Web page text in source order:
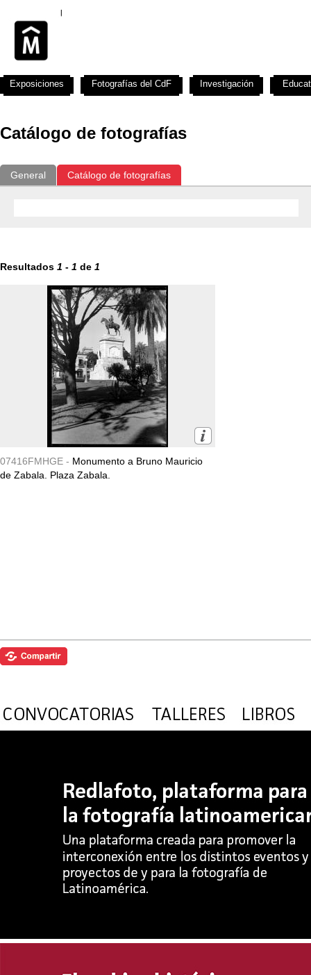
Catálogo de fotografías
General Catálogo de fotografías
Resultados 1 - 1 de 1
07416FMHGE - Monumento a Bruno Mauricio
de Zabala. Plaza Zabala.
Exposiciones Fotografías del CdF Investigación